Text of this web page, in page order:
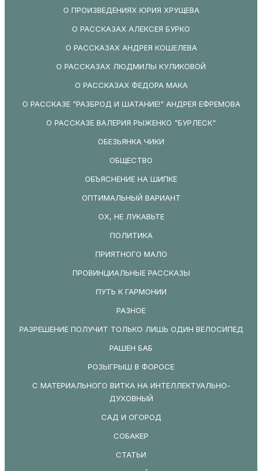
О ПРОИЗВЕДЕНИЯХ ЮРИЯ ХРУЩЕВА
О РАССКАЗАХ АЛЕКСЕЯ БУРКО
О РАССКАЗАХ АНДРЕЯ КОШЕЛЕВА
О РАССКАЗАХ ЛЮДМИЛЫ КУЛИКОВОЙ
О РАССКАЗАХ ФЕДОРА МАКА
О РАССКАЗЕ "РАЗБРОД И ШАТАНИЕ!" АНДРЕЯ ЕФРЕМОВА
О РАССКАЗЕ ВАЛЕРИЯ РЫЖЕНКО "БУРЛЕСК"
ОБЕЗЬЯНКА ЧИКИ
ОБЩЕСТВО
ОБЪЯСНЕНИЕ НА ШИПКЕ
ОПТИМАЛЬНЫЙ ВАРИАНТ
ОХ, НЕ ЛУКАВЬТЕ
ПОЛИТИКА
ПРИЯТНОГО МАЛО
ПРОВИНЦИАЛЬНЫЕ РАССКАЗЫ
ПУТЬ К ГАРМОНИИ
РАЗНОЕ
РАЗРЕШЕНИЕ ПОЛУЧИТ ТОЛЬКО ЛИШЬ ОДИН ВЕЛОСИПЕД
РАШЕН БАБ
РОЗЫГРЫШ В ФОРОСЕ
С МАТЕРИАЛЬНОГО ВИТКА НА ИНТЕЛЛЕКТУАЛЬНО-
ДУХОВНЫЙ
САД И ОГОРОД
СОБАКЕР
СТАТЬИ